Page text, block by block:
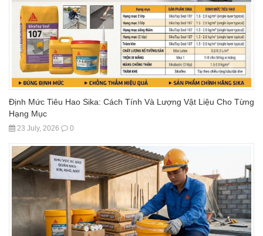
Định Mức Tiêu Hao Sika: Cách Tính Và Lượng Vật Liệu Cho Từng
Hạng Mục
23 July, 2026 0